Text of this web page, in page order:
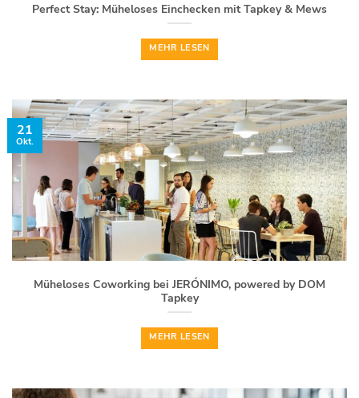
Perfect Stay: Müheloses Einchecken mit Tapkey & Mews
MEHR LESEN
Müheloses Coworking bei JERÓNIMO, powered by DOM
Tapkey
MEHR LESEN
21
Okt.